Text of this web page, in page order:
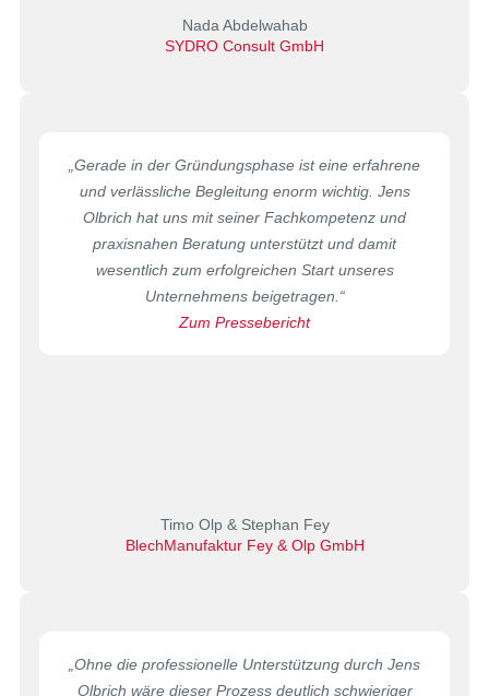
Nada Abdelwahab
SYDRO Consult GmbH
„Gerade in der Gründungsphase ist eine erfahrene
und verlässliche Begleitung enorm wichtig. Jens
Olbrich hat uns mit seiner Fachkompetenz und
praxisnahen Beratung unterstützt und damit
wesentlich zum erfolgreichen Start unseres
Unternehmens beigetragen.“
Zum Pressebericht
Timo Olp & Stephan Fey
BlechManufaktur Fey & Olp GmbH
„Ohne die professionelle Unterstützung durch Jens
Olbrich wäre dieser Prozess deutlich schwieriger